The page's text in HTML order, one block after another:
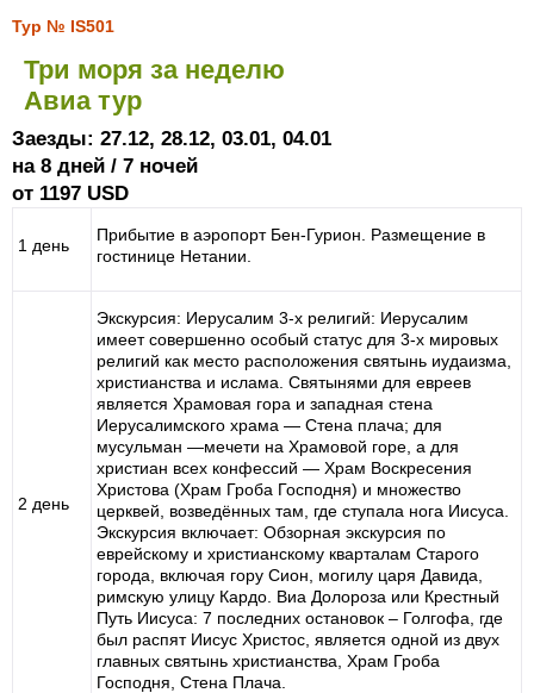
Тур № IS501
Три моря за неделю
Авиа тур
Заезды: 27.12, 28.12, 03.01, 04.01
на 8 дней / 7 ночей
от 1197 USD
1 день
Прибытие в аэропорт Бен-Гурион. Размещение в
гостинице Нетании.
2 день
Экскурсия: Иерусалим 3-х религий: Иерусалим
имеет совершенно особый статус для 3-х мировых
религий как место расположения святынь иудаизма,
христианства и ислама. Святынями для евреев
является Храмовая гора и западная стена
Иерусалимского храма — Стена плача; для
мусульман —мечети на Храмовой горе, а для
христиан всех конфессий — Храм Воскресения
Христова (Храм Гроба Господня) и множество
церквей, возведённых там, где ступала нога Иисуса.
Экскурсия включает: Обзорная экскурсия по
еврейскому и христианскому кварталам Старого
города, включая гору Сион, могилу царя Давида,
римскую улицу Кардо. Виа Долороза или Крестный
Путь Иисуса: 7 последних остановок – Голгофа, где
был распят Иисус Христос, является одной из двух
главных святынь христианства, Храм Гроба
Господня, Стена Плача.